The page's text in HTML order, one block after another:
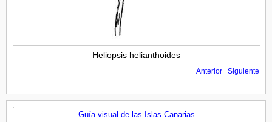
Heliopsis helianthoides
Anterior Siguiente
Guía visual de las Islas Canarias